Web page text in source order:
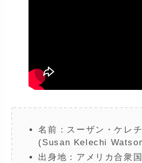
名前：スーザン・ケレ
(Susan Kelechi
出身地：アメリカ合衆